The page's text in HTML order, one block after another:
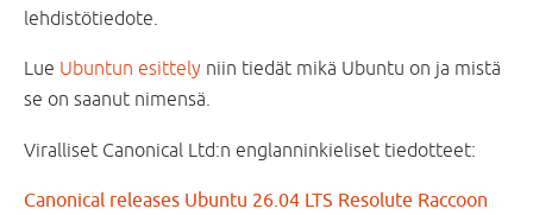
lehdistötiedote.
Lue Ubuntun esittely niin tiedät mikä Ubuntu on ja mistä
se on saanut nimensä.
Viralliset Canonical Ltd:n englanninkieliset tiedotteet:
Canonical releases Ubuntu 26.04 LTS Resolute Raccoon